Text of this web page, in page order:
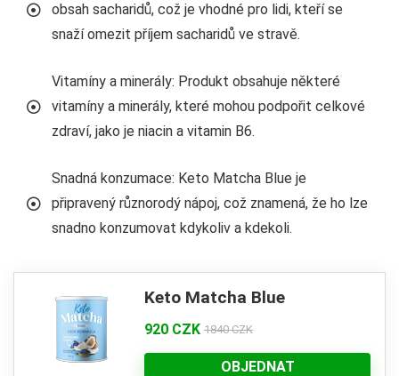
obsah sacharidů, což je vhodné pro lidi, kteří se
snaží omezit příjem sacharidů ve stravě.
Vitamíny a minerály: Produkt obsahuje některé
vitamíny a minerály, které mohou podpořit celkové
zdraví, jako je niacin a vitamin B6.
Snadná konzumace: Keto Matcha Blue je
připravený různorodý nápoj, což znamená, že ho lze
snadno konzumovat kdykoliv a kdekoli.
Keto Matcha Blue
920 CZK 1840 CZK
OBJEDNAT